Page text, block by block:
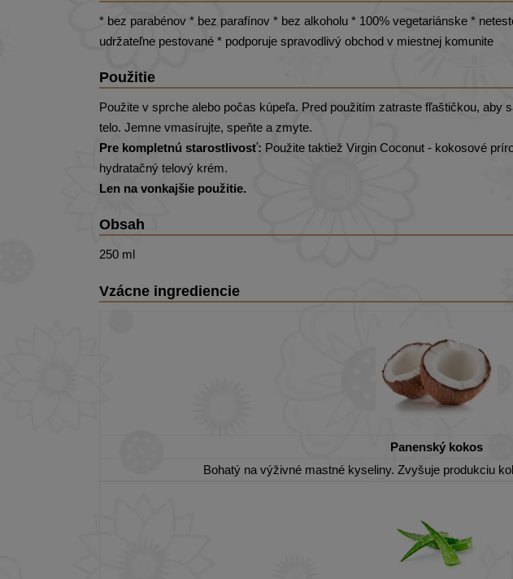
* bez parabénov * bez parafínov * bez alkoholu * 100% vegetariánske *
udržateľne pestované * podporuje spravodlivý obchod v miestnej komunite
Použitie
Použite v sprche alebo počas kúpeľa. Pred použitím zatraste fľaštičkou, aby
telo. Jemne vmasírujte, speňte a zmyte.
Pre kompletnú starostlivosť: Použite taktiež Virgin Coconut - kokosové
hydratačný telový krém.
Len na vonkajšie použitie.
Obsah
250 ml
Vzácne ingrediencie
Panenský kokos
Bohatý na výživné mastné kyseliny. Zvyšuje produkciu